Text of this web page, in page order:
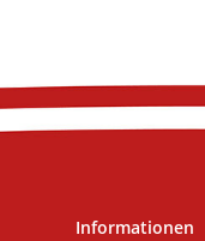
Informationen